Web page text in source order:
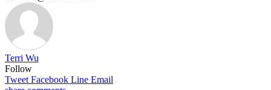
Terri Wu
Follow
Tweet Facebook Line Email